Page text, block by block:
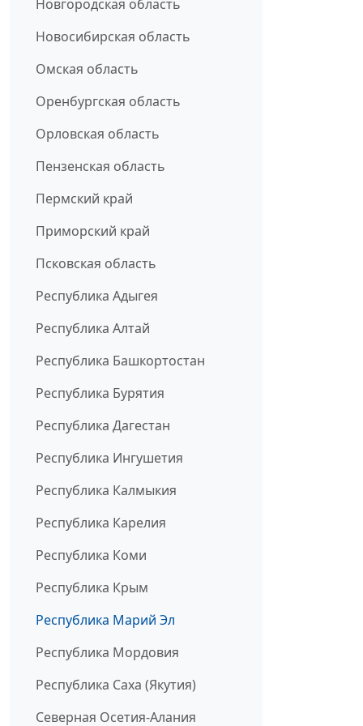
Новгородская область
Новосибирская область
Омская область
Оренбургская область
Орловская область
Пензенская область
Пермский край
Приморский край
Псковская область
Республика Адыгея
Республика Алтай
Республика Башкортостан
Республика Бурятия
Республика Дагестан
Республика Ингушетия
Республика Калмыкия
Республика Карелия
Республика Коми
Республика Крым
Республика Марий Эл
Республика Мордовия
Республика Саха (Якутия)
Северная Осетия-Алания